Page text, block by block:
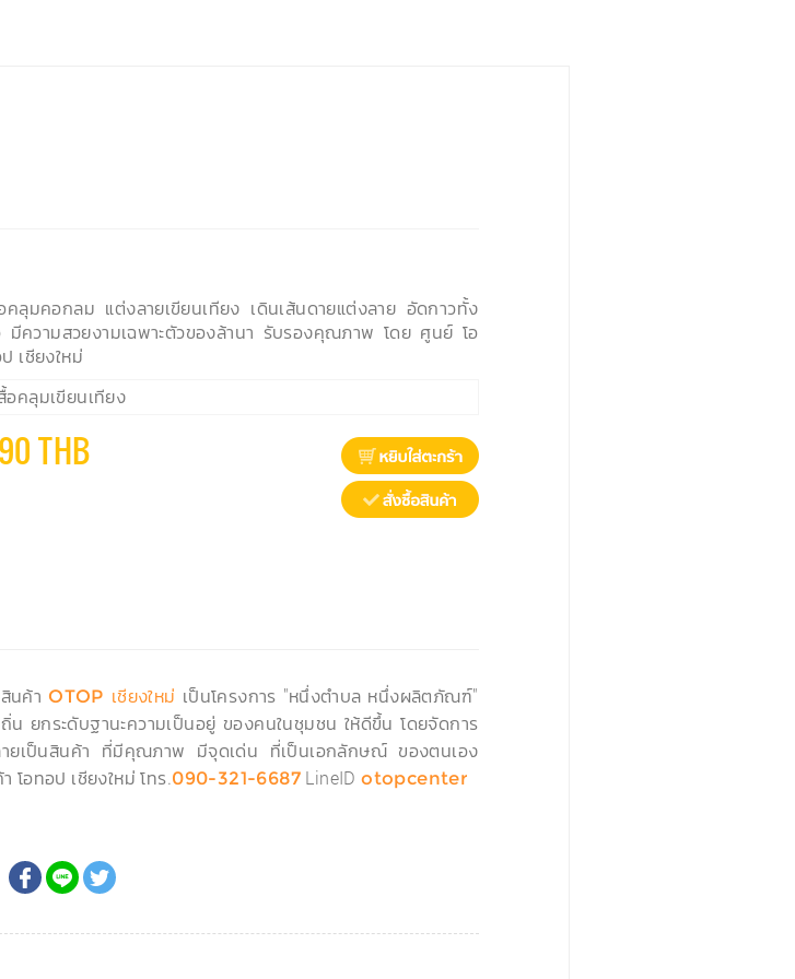
คลุมคอกลม แต่งลายเขียนเทียง เดินเส้นดายแต่งลาย อัดกาวทั้ง
มีความสวยงามเฉพาะตัวของล้านา รับรองคุณภาพ โดย ศูนย์ โอ
เชียงใหม่
อคลุมเขียนเทียง
THB
นค้า OTOP เชียงใหม่ เป็นโครงการ "หนึ่งตำบล หนึ่งผลิตภัณฑ์"
น ยกระดับฐานะความเป็นอยู่ ของคนในชุมชน ให้ดีขึ้น โดยจัดการ
ยเป็นสินค้า ที่มีคุณภาพ มีจุดเด่น ที่เป็นเอกลักษณ์ ของตนเอง
อทอป เชียงใหม่ โทร.090-321-6687LineIDotopcenter